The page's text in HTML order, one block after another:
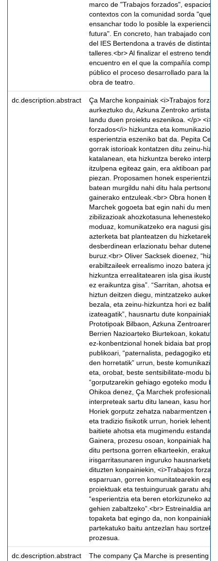
marco de "Trabajos forzados", espacios,
contextos con la comunidad sorda "que
ensanchar todo lo posible la experiencia
futura". En concreto, han trabajado con
del IES Bertendona a través de distintas
talleres.<br> Al finalizar el estreno tendrá
encuentro en el que la compañía
público el proceso desarrollado para la
obra de teatro.
dc.description.abstract
Ça Marche konpainiak <i>Trabajos
aurkeztuko du, Azkuna Zentroko artista
landu duen proiektu eszenikoa. </p>
forzados</i> hizkuntza eta komunikazioa
esperientzia eszeniko bat da. Pepita
gorrak istorioak kontatzen ditu zeinu-
katalanean, eta hizkuntza bereko
itzulpena egiteaz gain, era aktiboan
piezan. Proposamen honek esperientzia
batean murgildu nahi ditu hala pertsona
gainerako entzuleak.<br> Obra honen
Marchek gogoeta bat egin nahi du
zibilizazioak ahozkotasuna lehenesteko
moduaz, komunikatzeko era nagusi gisa
azterketa bat planteatzen du hizketarekin
desberdinean erlazionatu behar dutenen
buruz.<br> Oliver Sacksek dioenez,
erabiltzaileek errealismo inozo batera
hizkuntza errealitatearen isla gisa
ez eraikuntza gisa”. “Sarritan, ahotsa
hiztun deitzen diegu, mintzatzeko aukera
bezala, eta zeinu-hizkuntza hori ez balitz
izateagatik”, hausnartu dute
Prototipoak Bilbaon, Azkuna Zentroaren
Berrien Nazioarteko Biurtekoan,
ez-konbentzional honek bidaia bat
publikoari, “paternalista, pedagogiko eta
den horretatik” urrun, beste
eta, orobat, beste sentsibilitate-modu
“gorputzarekin gehiago egoteko modu
Ohikoa denez, Ça Marchek
interpreteak sartu ditu lanean, kasu
Horiek gorputz zehatza nabarmentzen
eta tradizio fisikotik urrun, horiek
baitiete ahotsa eta mugimendu
Gainera, prozesu osoan, konpainiak
ditu pertsona gorren elkarteekin,
irisgarritasunaren inguruko hausnarketak
dituzten konpainiekin, <i>Trabajos
esparruan, gorren komunitatearekin
proiektuak eta testuinguruak garatu ahal
“esperientzia eta beren etorkizuneko
gehien zabaltzeko”.<br> Estreinaldia
topaketa bat egingo da, non konpainiak
partekatuko baitu antzezlan hau
prozesua.
dc.description.abstract
The company Ça Marche is presenting